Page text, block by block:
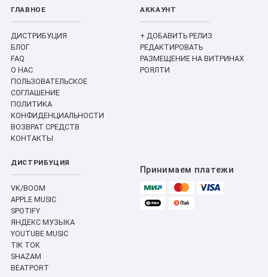
ГЛАВНОЕ
ДИСТРИБУЦИЯ
БЛОГ
FAQ
О НАС
ПОЛЬЗОВАТЕЛЬСКОЕ
СОГЛАШЕНИЕ
ПОЛИТИКА
КОНФИДЕНЦИАЛЬНОСТИ
ВОЗВРАТ СРЕДСТВ
КОНТАКТЫ
АККАУНТ
+ ДОБАВИТЬ РЕЛИЗ
РЕДАКТИРОВАТЬ
РАЗМЕЩЕНИЕ НА ВИТРИНАХ
РОЯЛТИ
ДИСТРИБУЦИЯ
VK/BOOM
APPLE MUSIC
SPOTIFY
ЯНДЕКС МУЗЫКА
YOUTUBE MUSIC
TIK TOK
SHAZAM
BEATPORT
Принимаем платежи